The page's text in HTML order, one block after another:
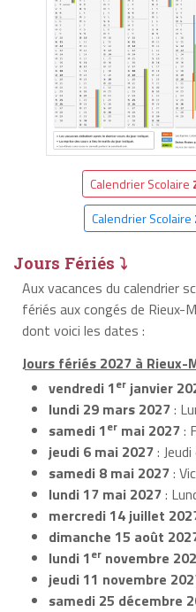
Calendrier Scolaire
Calendrier Scolaire
Jours Fériés ⤵
Aux vacances du calendrier
fériés aux congés de
dont voici les dates :
Jours fériés 2027 à Rieux-
vendredi 1er janvier
lundi 29 mars 2027:
samedi 1er mai 2027:
jeudi 6 mai 2027:
samedi 8 mai 2027:
lundi 17 mai 2027:
mercredi 14 juillet
dimanche 15 août
lundi 1er novembre
jeudi 11 novembre
samedi 25 décembre